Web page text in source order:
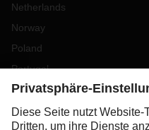
Netherlands
Norway
Poland
Portugal
Romania
Slovakia